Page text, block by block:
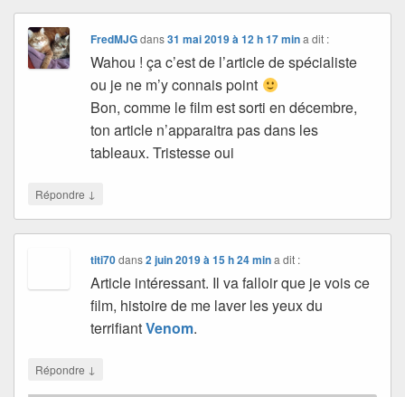
FredMJGdans31 mai 2019 à 12 h 17 min a dit :
Wahou ! ça c’est de l’article de spécialiste
ou je ne m’y connais point
Bon, comme le film est sorti en décembre,
ton article n’apparaitra pas dans les
tableaux. Tristesse oui
Répondre ↓
titi70dans2 juin 2019 à 15 h 24 min a dit :
Article intéressant. Il va falloir que je vois ce
film, histoire de me laver les yeux du
terrifiantVenom.
Répondre ↓